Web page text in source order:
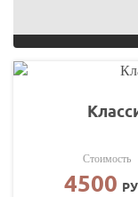
Стоимость
4500